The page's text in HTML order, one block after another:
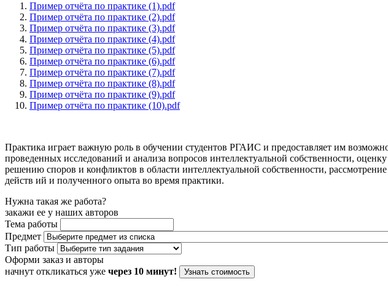
Пример отчёта по практике (1).pdf
Пример отчёта по практике (2).pdf
Пример отчёта по практике (3).pdf
Пример отчёта по практике (4).pdf
Пример отчёта по практике (5).pdf
Пример отчёта по практике (6).pdf
Пример отчёта по практике (7).pdf
Пример отчёта по практике (8).pdf
Пример отчёта по практике (9).pdf
Пример отчёта по практике (10).pdf
Практика играет важную роль в обучении студентов РГАИС и предоставляет им
проведенных исследований и анализа вопросов интеллектуальной собственности,
решению споров и конфликтов в области интеллектуальной собственности,
действ ий и полученного опыта во время практики.
Нужна такая же работа?
закажи ее у наших авторов
Тема работы
Предмет
Тип работы
Оформи заказ и авторы
начнут откликаться уже через 10 минут! Узнать стоимость